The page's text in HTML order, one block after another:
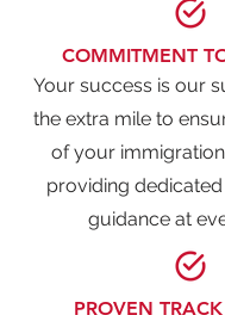
COMMITMENT
Your success is our
the extra mile to
of your
providing
guidance at
PROVEN